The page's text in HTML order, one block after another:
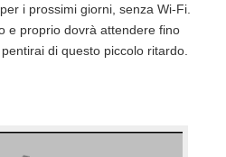
i prossimi giorni, senza Wi-Fi.
e proprio dovrà attendere fino
di questo piccolo ritardo.